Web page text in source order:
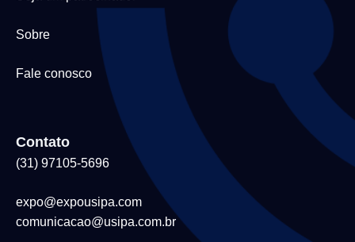
Sobre
Fale conosco
Contato
(31) 97105-5696
expo@expousipa.com
comunicacao@usipa.com.br